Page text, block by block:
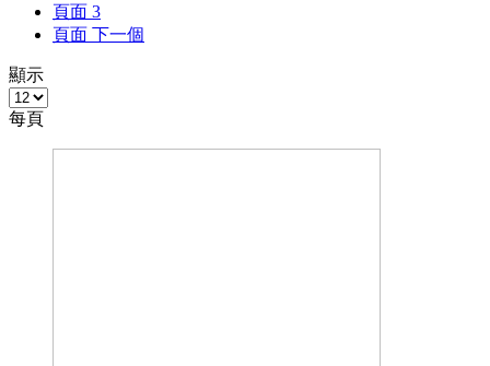
頁面 3
頁面 下一個
顯示
每頁